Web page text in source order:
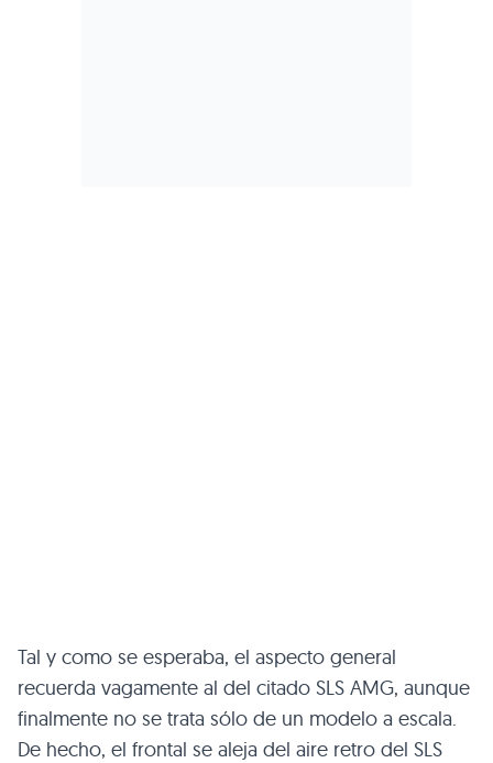
Tal y como se esperaba, el aspecto general
recuerda vagamente al del citado SLS AMG, aunque
finalmente no se trata sólo de un modelo a escala.
De hecho, el frontal se aleja del aire retro del SLS